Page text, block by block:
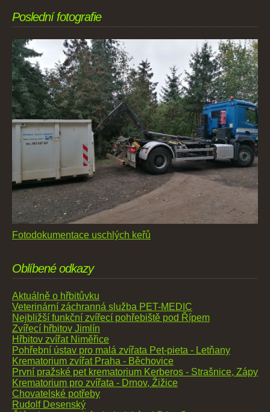
Poslední fotografie
Fotodokumentace uschlých keřů
Oblíbené odkazy
Aktuálně o hřbitůvku
Veterinární záchranná služba PET-MEDIC
Nejbližší funkční zvířecí pohřebiště pod Řípem
Zvířecí hřbitov Jimlín
Hřbitov zvířat Niměřice
Pohřební ústav pro malá zvířata Pet-pieta - Letňany
Krematorium zvířat Praha - Běchovice
První pražské pet krematorium Kerberos - Strašnice, Zápy
Krematorium pro zvířata - Drnov, Žižice
Chovatelské potřeby
Rudolf Desenský